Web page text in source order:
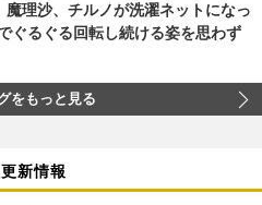
魔理沙、チルノが洗濯ネットになっ
ぐるぐる回転し続ける姿を思わず
をもっと見る
新情報